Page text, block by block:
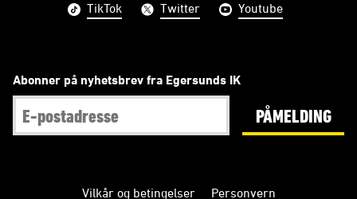
TikTok Twitter Youtube
Abonner på nyhetsbrev fra Egersunds IK
PÅMELDING
Vilkår og betingelser Personvern